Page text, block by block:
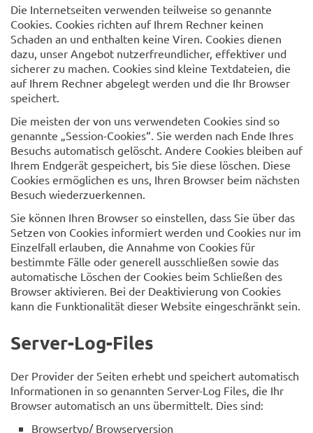
Die Internetseiten verwenden teilweise so genannte
Cookies. Cookies richten auf Ihrem Rechner keinen
Schaden an und enthalten keine Viren. Cookies dienen
dazu, unser Angebot nutzerfreundlicher, effektiver und
sicherer zu machen. Cookies sind kleine Textdateien, die
auf Ihrem Rechner abgelegt werden und die Ihr Browser
speichert.
Die meisten der von uns verwendeten Cookies sind so
genannte „Session-Cookies“. Sie werden nach Ende Ihres
Besuchs automatisch gelöscht. Andere Cookies bleiben auf
Ihrem Endgerät gespeichert, bis Sie diese löschen. Diese
Cookies ermöglichen es uns, Ihren Browser beim nächsten
Besuch wiederzuerkennen.
Sie können Ihren Browser so einstellen, dass Sie über das
Setzen von Cookies informiert werden und Cookies nur im
Einzelfall erlauben, die Annahme von Cookies für
bestimmte Fälle oder generell ausschließen sowie das
automatische Löschen der Cookies beim Schließen des
Browser aktivieren. Bei der Deaktivierung von Cookies
kann die Funktionalität dieser Website eingeschränkt sein.
Server-Log-Files
Der Provider der Seiten erhebt und speichert automatisch
Informationen in so genannten Server-Log Files, die Ihr
Browser automatisch an uns übermittelt. Dies sind:
Browsertyp/ Browserversion